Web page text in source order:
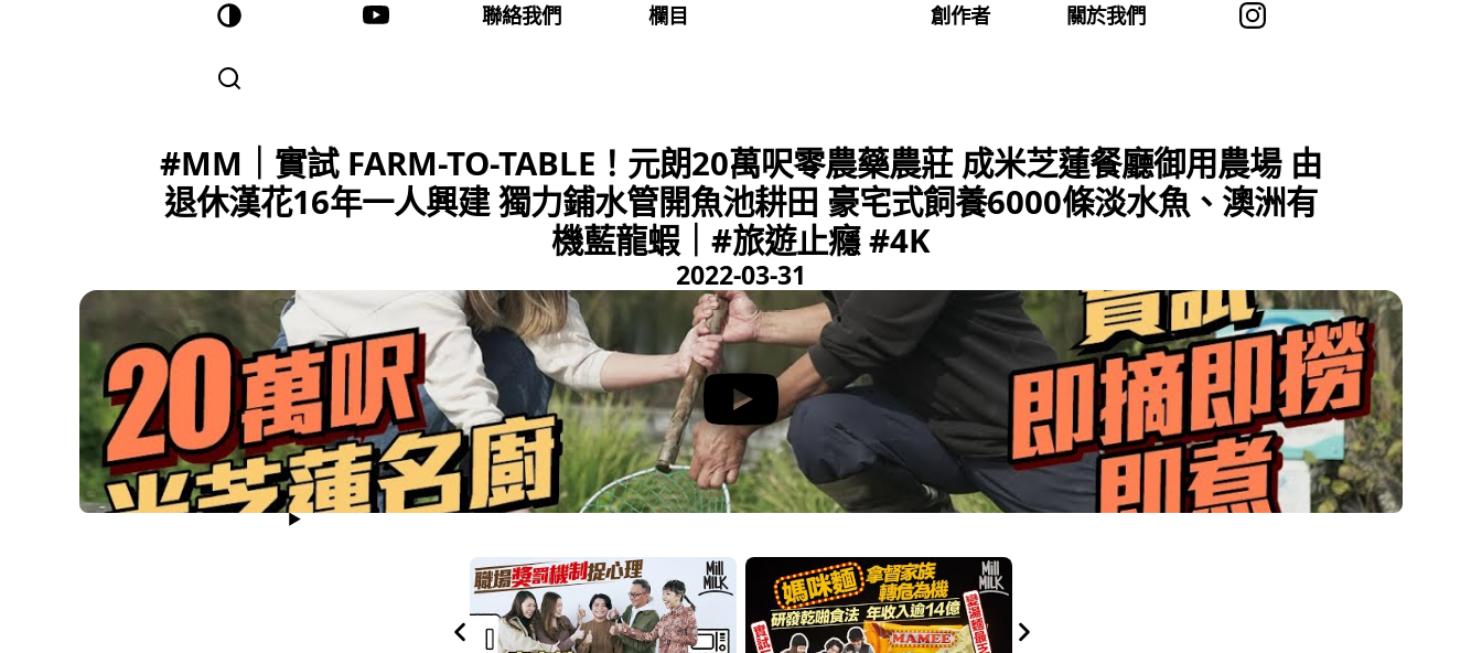
聯絡我們 欄目 創作者 關於我們
#MM｜實試 FARM-TO-TABLE！元朗20萬呎零農藥農莊 成米芝蓮餐廳御用農場 由
退休漢花16年一人興建 獨力鋪水管開魚池耕田 豪宅式飼養6000條淡水魚、澳洲有
機藍龍蝦｜#旅遊止癮 #4K
2022-03-31